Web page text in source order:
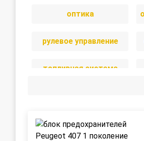
оптика
рулевое управление
топливная система